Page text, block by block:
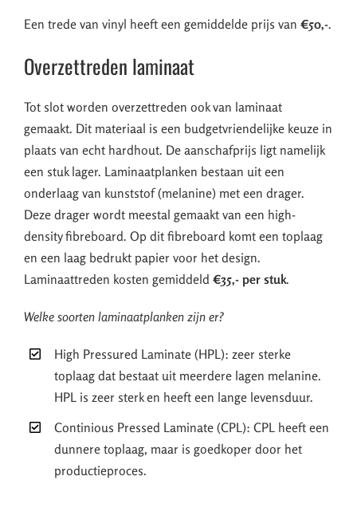
Een trede van vinyl heeft een gemiddelde prijs van €50,-.
Overzettreden laminaat
Tot slot worden overzettreden ook van laminaat
gemaakt. Dit materiaal is een budgetvriendelijke keuze in
plaats van echt hardhout. De aanschafprijs ligt namelijk
een stuk lager. Laminaatplanken bestaan uit een
onderlaag van kunststof (melanine) met een drager.
Deze drager wordt meestal gemaakt van een high-
density fibreboard. Op dit fibreboard komt een toplaag
en een laag bedrukt papier voor het design.
Laminaattreden kosten gemiddeld €35,- per stuk.
Welke soorten laminaatplanken zijn er?
High Pressured Laminate (HPL): zeer sterke
toplaag dat bestaat uit meerdere lagen melanine.
HPL is zeer sterk en heeft een lange levensduur.
Continious Pressed Laminate (CPL): CPL heeft een
dunnere toplaag, maar is goedkoper door het
productieproces.